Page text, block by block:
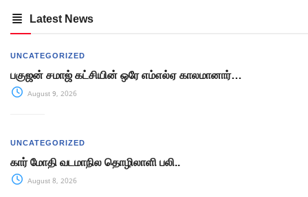
Latest News
UNCATEGORIZED
பகுஜன் சமாஜ் கட்சியின் ஒரே எம்எல்ஏ காலமானார்…
August 9, 2026
UNCATEGORIZED
கார் மோதி வடமாநில தொழிலாளி பலி..
August 8, 2026